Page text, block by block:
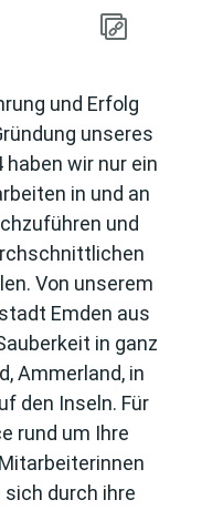
und Erfolg
unseres
wir nur ein
in und an
und
Von unserem
Emden aus
in ganz
Ammerland, in
den Inseln. Für
rund um Ihre
durch ihre